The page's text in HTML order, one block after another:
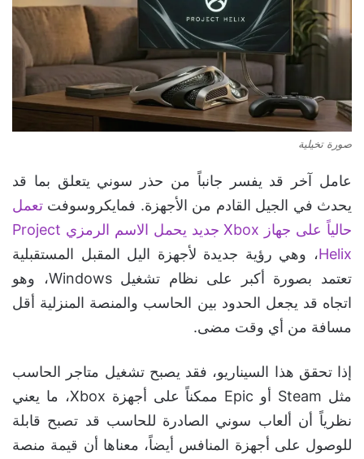
صورة تخيلية
عامل آخر قد يفسر جانباً من حذر سوني يتعلق بما قد
يحدث في الجيل القادم من الأجهزة. فمايكروسوفت تعمل
حالياً على جهاز Xbox جديد يحمل الاسم الرمزي Project
Helix، وهي رؤية جديدة لأجهزة اليل المقبل المستقبلية
تعتمد بصورة أكبر على نظام تشغيل Windows، وهو
اتجاه قد يجعل الحدود بين الحاسب والمنصة المنزلية أقل
مسافة من أي وقت مضى.
إذا تحقق هذا السيناريو، فقد يصبح تشغيل متاجر الحاسب
مثل Steam أو Epic ممكناً على أجهزة Xbox، ما يعني
نظرياً أن ألعاب سوني الصادرة للحاسب قد تصبح قابلة
للوصول على أجهزة المنافس أيضاً، معناها أن قيمة منصة